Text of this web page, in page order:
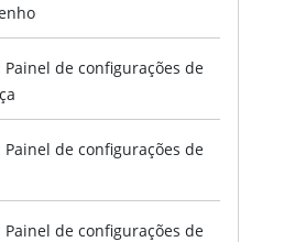
Painel de configurações de
Painel de configurações de
Painel de configurações de